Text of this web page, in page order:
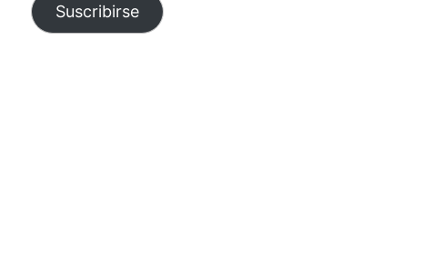
electrónico
Suscribirse